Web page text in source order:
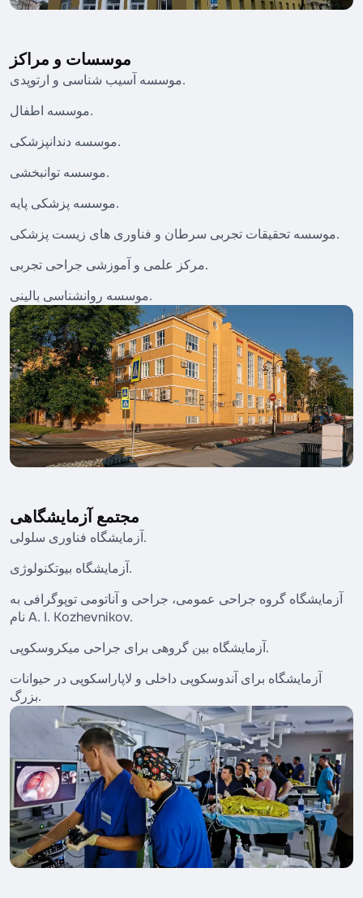
موسسات و مراکز
موسسه آسیب شناسی و ارتوپدی.
موسسه اطفال.
موسسه دندانپزشکی.
موسسه توانبخشی.
موسسه پزشکی پایه.
موسسه تحقیقات تجربی سرطان و فناوری های زیست پزشکی.
مرکز علمی و آموزشی جراحی تجربی.
موسسه روانشناسی بالینی.
مجتمع آزمایشگاهی
آزمایشگاه فناوری سلولی.
آزمایشگاه بیوتکنولوژی.
آزمایشگاه گروه جراحی عمومی، جراحی و آناتومی توپوگرافی به
نام A. I. Kozhevnikov.
آزمایشگاه بین گروهی برای جراحی میکروسکوپی.
آزمایشگاه برای آندوسکوپی داخلی و لاپاراسکوپی در حیوانات
بزرگ.